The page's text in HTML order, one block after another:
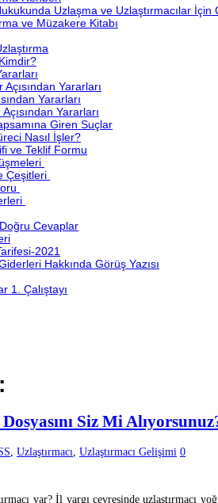
Uzlaşma ve Uzlaştırmacılar İçin
ve Müzakere Kitabı
Açısından Yararları
Yararları
Yararları
Giren Suçlar
Nasıl İşler?
ve Teklif Formu
Çeşitleri
Cevaplar
2021
Hakkında Görüş Yazısı
1. Çalıştayı
Siz Mi
Uzlaştırmacı Uzlaştırmacı Gelişimi 0
var? İl yargı çevresinde uzlaştırmacı